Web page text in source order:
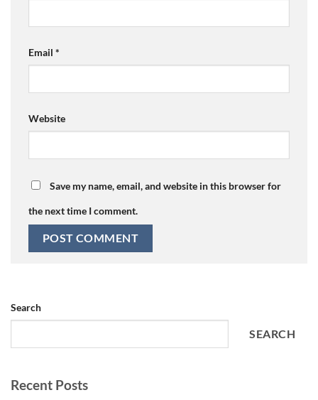
Email *
Website
Save my name, email, and website in this browser for
the next time I comment.
Search
SEARCH
Recent Posts